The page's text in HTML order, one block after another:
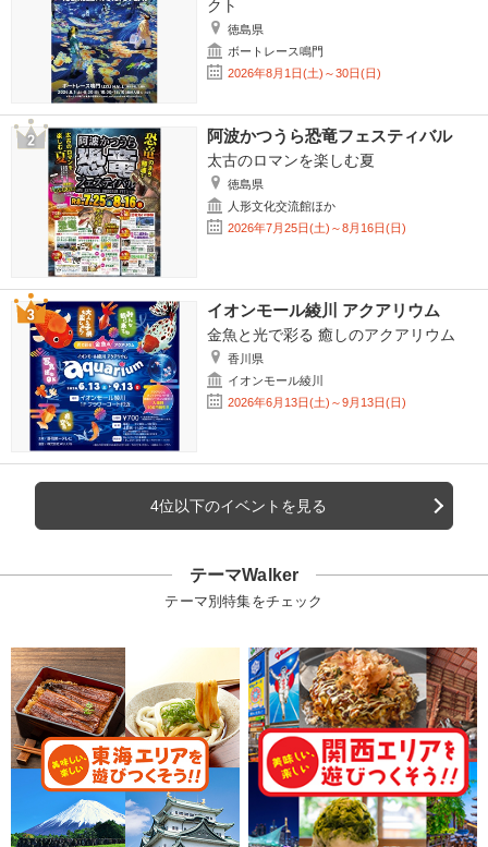
クト
徳島県
ボートレース鳴門
2026年8月1日(土)～30日(日)
阿波かつうら恐竜フェスティバル
太古のロマンを楽しむ夏
徳島県
人形文化交流館ほか
2026年7月25日(土)～8月16日(日)
イオンモール綾川 アクアリウム
金魚と光で彩る 癒しのアクアリウム
香川県
イオンモール綾川
2026年6月13日(土)～9月13日(日)
4位以下のイベントを見る
テーマWalker
テーマ別特集をチェック